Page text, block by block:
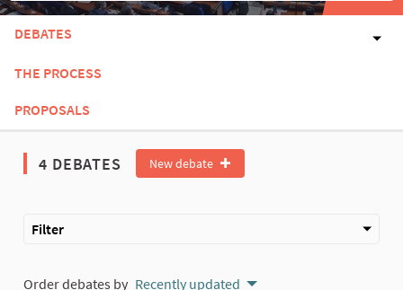
DEBATES
THE PROCESS
PROPOSALS
4 DEBATES New debate
Filter
Order debates by Recently updated